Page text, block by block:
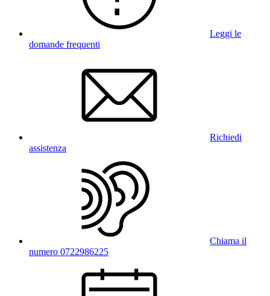
Leggi le
domande frequenti
Richiedi
assistenza
Chiama il
numero 0722986225